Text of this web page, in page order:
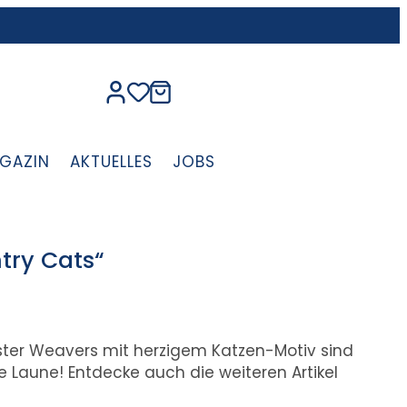
AKTUELLES JOBS
Cats“
Weavers mit herzigem Katzen-Motiv sind
Entdecke auch die weiteren Artikel